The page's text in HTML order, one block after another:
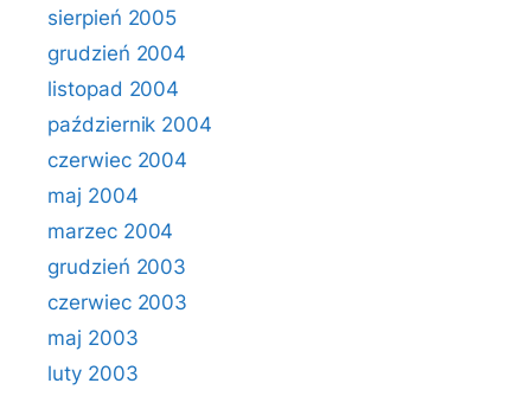
sierpień 2005
grudzień 2004
listopad 2004
październik 2004
czerwiec 2004
maj 2004
marzec 2004
grudzień 2003
czerwiec 2003
maj 2003
luty 2003